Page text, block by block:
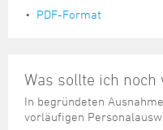
PDF-Format
Was sollte ich noch
In begründeten
vorläufigen